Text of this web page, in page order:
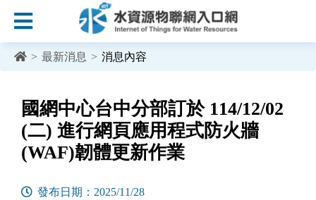
跳到主要內容區塊
> 最新消息 > 消息內容
國網中心台中分部訂於 114/12/02
(二) 進行網頁應用程式防火牆
(WAF)韌體更新作業
發布日期：2025/11/28